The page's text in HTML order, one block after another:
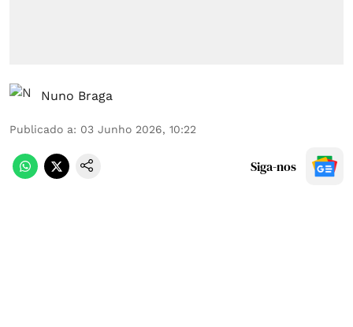
Nuno Braga
Publicado a: 03 Junho 2026, 10:22
Siga-nos